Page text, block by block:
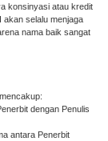
konsinyasi atau kredit
akan selalu menjaga
nama baik sangat
dengan Penulis
antara Penerbit